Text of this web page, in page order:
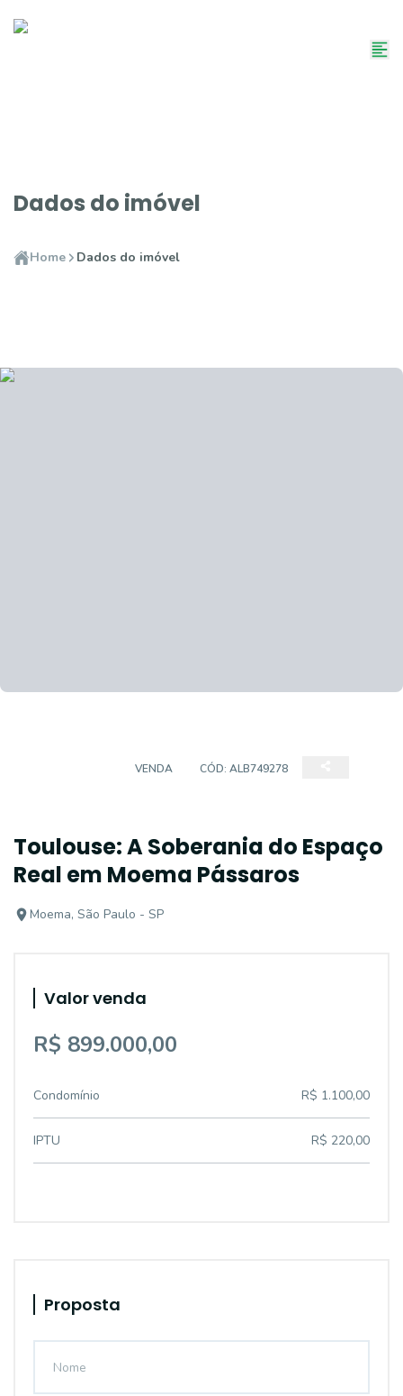
Dados do imóvel
Home Dados do imóvel
VENDA CÓD: ALB749278
Toulouse: A Soberania do Espaço
Real em Moema Pássaros
Moema, São Paulo - SP
Valor venda
R$ 899.000,00
Condomínio R$ 1.100,00
IPTU R$ 220,00
Proposta